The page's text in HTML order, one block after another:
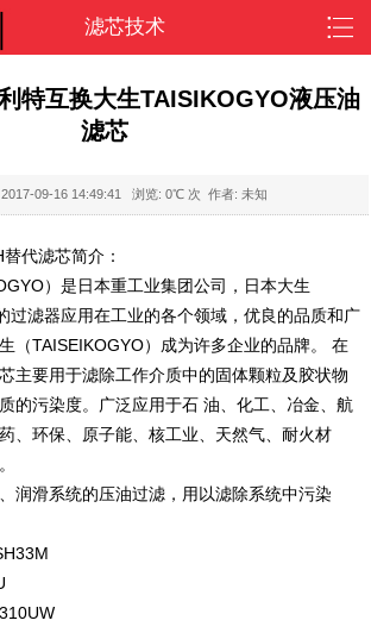
滤芯技术
特互换大生TAISIKOGYO液压油
滤芯
2017-09-16 14:49:41 浏览: 0℃ 次 作者: 未知
代滤芯简介：
）是日本重工业集团公司，日本大生
过滤器应用在工业的各个领域，优良的品质和广
（TAISEIKOGYO）成为许多企业的品牌。 在
主要用于滤除工作介质中的固体颗粒及胶状物
的污染度。广泛应用于石 油、化工、冶金、航
、环保、原子能、核工业、天然气、耐火材
润滑系统的压油过滤，用以滤除系统中污染